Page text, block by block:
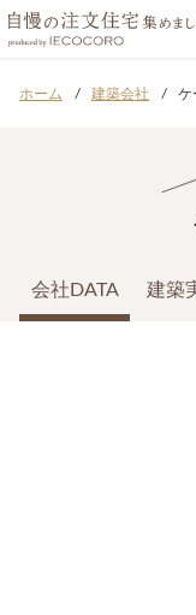
ホーム 建築会社 ケ
会社DATA 建築